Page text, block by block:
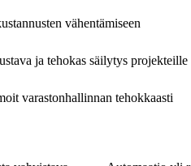
vähentämiseen
ja tehokas säilytys projekteille
varastonhallinnan tehokkaasti